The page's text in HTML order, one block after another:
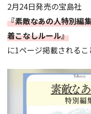
2月24日発売の宝島社
『素敵なあの人特別編
着こなしルール』
に1ページ掲載されるこ